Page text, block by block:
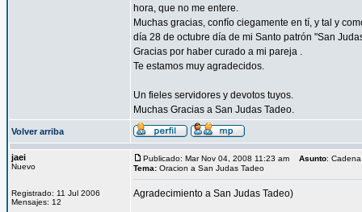
hora, que no me entere.
Muchas gracias, confío ciegamente en tí, y tal y
día 28 de octubre día de mi Santo patrón "San
Gracias por haber curado a mi pareja .
Te estamos muy agradecidos.
Un fieles servidores y devotos tuyos.
Muchas Gracias a San Judas Tadeo.
Volver arriba
jaei
Nuevo
Registrado: 11 Jul 2006
Mensajes: 12
Publicado: Mar Nov 04, 2008 11:23 am Asunto:
Tema: Oracion a San Judas Tadeo
Agradecimiento a San Judas Tadeo)